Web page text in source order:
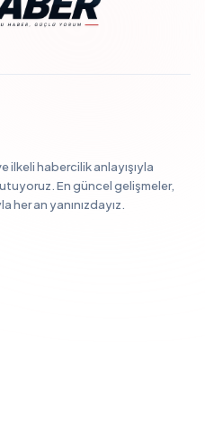
ilkeli habercilik anlayışıyla
En güncel gelişmeler,
her an yanınızdayız.